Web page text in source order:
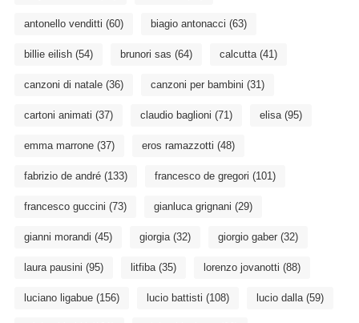
antonello venditti (60) biagio antonacci (63)
billie eilish(54) brunori sas (64) calcutta(41)
canzoni di natale(36) canzoni per bambini (31)
cartoni animati (37) claudio baglioni (71) elisa(95)
emma marrone(37) eros ramazzotti (48)
fabrizio de andré(133) francesco de gregori (101)
francesco guccini (73) gianluca grignani (29)
gianni morandi (45) giorgia(32) giorgio gaber(32)
laura pausini (95) litfiba(35) lorenzo jovanotti (88)
luciano ligabue(156) lucio battisti (108) lucio dalla(59)